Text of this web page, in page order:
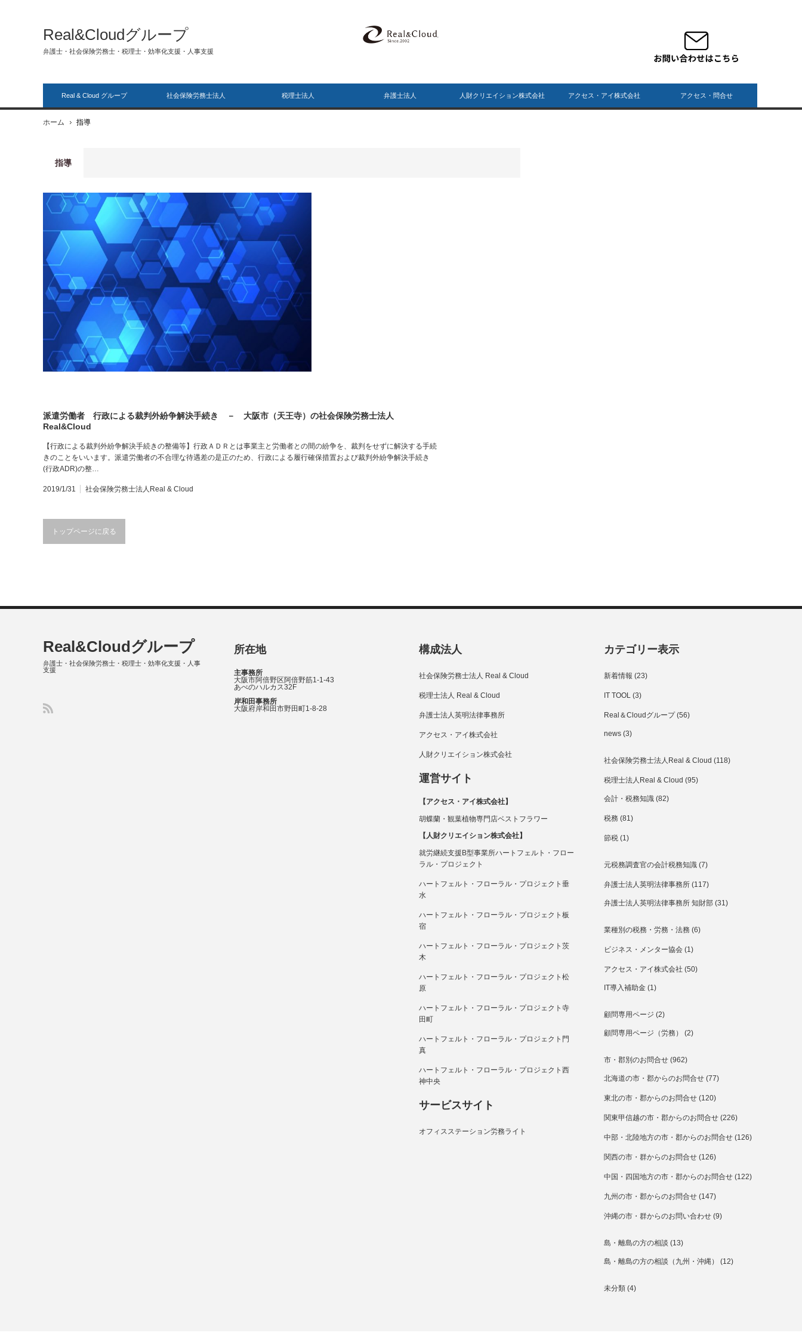
Real&Cloudグループ
弁護士・社会保険労務士・税理士・効率化支援・人事支援
Real & Cloud グループ 社会保険労務士法人 税理士法人 弁護士法人 人財クリエイション株式会社 アクセス・アイ株式会社 アクセス・問合せ
ホーム 指導
指導
派遣労働者 行政による裁判外紛争解決手続き － 大阪市（天王寺）の社会保険労務士法人
Real&Cloud
【行政による裁判外紛争解決手続きの整備等】行政ＡＤＲとは事業主と労働者との間の紛争を、裁判をせずに解決する手続
きのことをいいます。派遣労働者の不合理な待遇差の是正のため、行政による履行確保措置および裁判外紛争解決手続き
(行政ADR)の整…
2019/1/31 社会保険労務士法人Real & Cloud
トップページに戻る
所在地
主事務所
大阪市阿倍野区阿倍野筋1-1-43
あべのハルカス32F
岸和田事務所
大阪府岸和田市野田町1-8-28
構成法人
社会保険労務士法人 Real & Cloud
税理士法人 Real & Cloud
弁護士法人英明法律事務所
アクセス・アイ株式会社
人財クリエイション株式会社
運営サイト
【アクセス・アイ株式会社】
胡蝶蘭・観葉植物専門店ベストフラワー
【人財クリエイション株式会社】
就労継続支援B型事業所ハートフェルト・フロー
ラル・プロジェクト
ハートフェルト・フローラル・プロジェクト垂
水
ハートフェルト・フローラル・プロジェクト板
宿
ハートフェルト・フローラル・プロジェクト茨
木
ハートフェルト・フローラル・プロジェクト松
原
ハートフェルト・フローラル・プロジェクト寺
田町
ハートフェルト・フローラル・プロジェクト門
真
ハートフェルト・フローラル・プロジェクト西
神中央
サービスサイト
オフィスステーション労務ライト
カテゴリー表示
新着情報 (23)
IT TOOL (3)
Real＆Cloudグループ(56)
news (3)
社会保険労務士法人Real & Cloud (118)
税理士法人Real & Cloud (95)
会計・税務知識 (82)
税務 (81)
節税 (1)
元税務調査官の会計税務知識 (7)
弁護士法人英明法律事務所 (117)
弁護士法人英明法律事務所 知財部 (31)
業種別の税務・労務・法務 (6)
ビジネス・メンター協会 (1)
アクセス・アイ株式会社 (50)
IT導入補助金 (1)
顧問専用ページ (2)
顧問専用ページ（労務） (2)
市・郡別のお問合せ (962)
北海道の市・郡からのお問合せ (77)
東北の市・郡からのお問合せ (120)
関東甲信越の市・郡からのお問合せ (226)
中部・北陸地方の市・郡からのお問合せ (126)
関西の市・群からのお問合せ (126)
中国・四国地方の市・郡からのお問合せ (122)
九州の市・郡からのお問合せ (147)
沖縄の市・群からのお問い合わせ (9)
島・離島の方の相談 (13)
島・離島の方の相談（九州・沖縄） (12)
未分類 (4)
Real&Cloudグループ
弁護士・社会保険労務士・税理士・効率化支援・人事
支援